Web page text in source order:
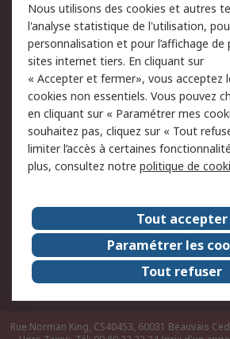
du site
Politique de protection
des données - Mise à
jour
Conditions générales
de vente
Campagnes marketing
A propos de RS
A propos de RS France
Le groupe RS Group Plc
RS dans le monde
Nous rejoindre
RS
Rue Norman King, CS40453, 60031 Beauvais
Nous utilisons des cookies et autres
l'analyse statistique de l'utilisation,
personnalisation et pour l’affichage de
sites internet tiers. En cliquant sur
« Accepter et fermer», vous acceptez
cookies non essentiels. Vous pouvez
en cliquant sur « Paramétrer mes
souhaitez pas, cliquez sur « Tout
limiter l’accès à certaines
plus, consultez notre politique de
Tout accepter
Paramétrer les
Tout refuser